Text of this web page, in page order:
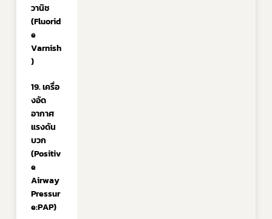
วานิช
(Fluorid
e
Varnish
)
19. เครื่อ
งอัด
อากาศ
แรงดัน
บวก
(Positiv
e
Airway
Pressur
e:PAP)